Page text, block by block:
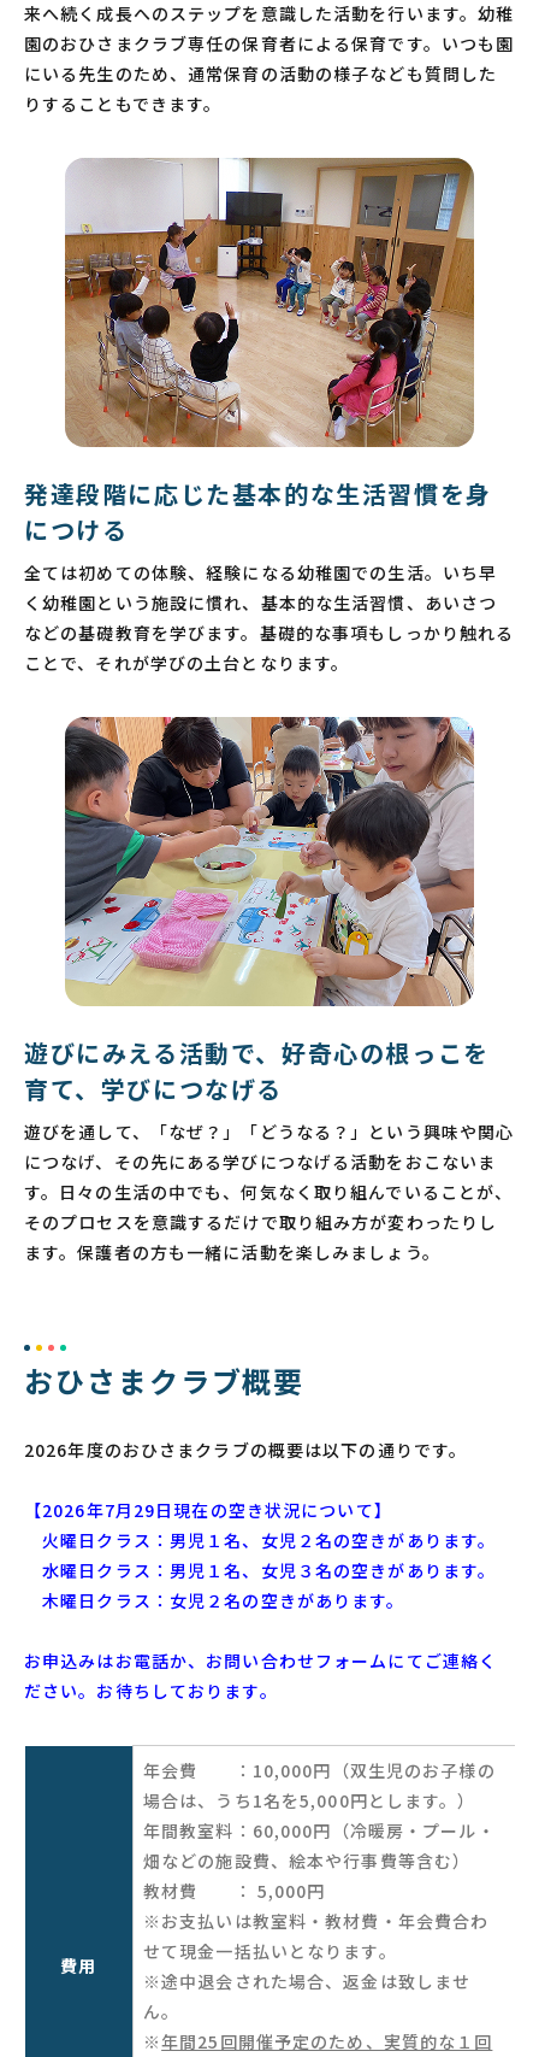
来へ続く成長へのステップを意識した活動を行います。幼稚
園のおひさまクラブ専任の保育者による保育です。いつも園
にいる先生のため、通常保育の活動の様子なども質問した
りすることもできます。
発達段階に応じた基本的な生活習慣を身
につける
全ては初めての体験、経験になる幼稚園での生活。いち早
く幼稚園という施設に慣れ、基本的な生活習慣、あいさつ
などの基礎教育を学びます。基礎的な事項もしっかり触れる
ことで、それが学びの土台となります。
遊びにみえる活動で、好奇心の根っこを
育て、学びにつなげる
遊びを通して、「なぜ？」「どうなる？」という興味や関心
につなげ、その先にある学びにつなげる活動をおこないま
す。日々の生活の中でも、何気なく取り組んでいることが、
そのプロセスを意識するだけで取り組み方が変わったりし
ます。保護者の方も一緒に活動を楽しみましょう。
おひさまクラブ概要
2026年度のおひさまクラブの概要は以下の通りです。
【2026年7月29日現在の空き状況について】
火曜日クラス：男児１名、女児２名の空きがあります。
水曜日クラス：男児１名、女児３名の空きがあります。
木曜日クラス：女児２名の空きがあります。
お申込みはお電話か、お問い合わせフォームにてご連絡く
ださい。お待ちしております。
費用
年会費 ：10,000円（双生児のお子様の
場合は、うち1名を5,000円とします。）
年間教室料：60,000円（冷暖房・プール・
畑などの施設費、絵本や行事費等含む）
教材費 ： 5,000円
※お支払いは教室料・教材費・年会費合わ
せて現金一括払いとなります。
※途中退会された場合、返金は致しませ
ん。
※年間25回開催予定のため、実質的な１回